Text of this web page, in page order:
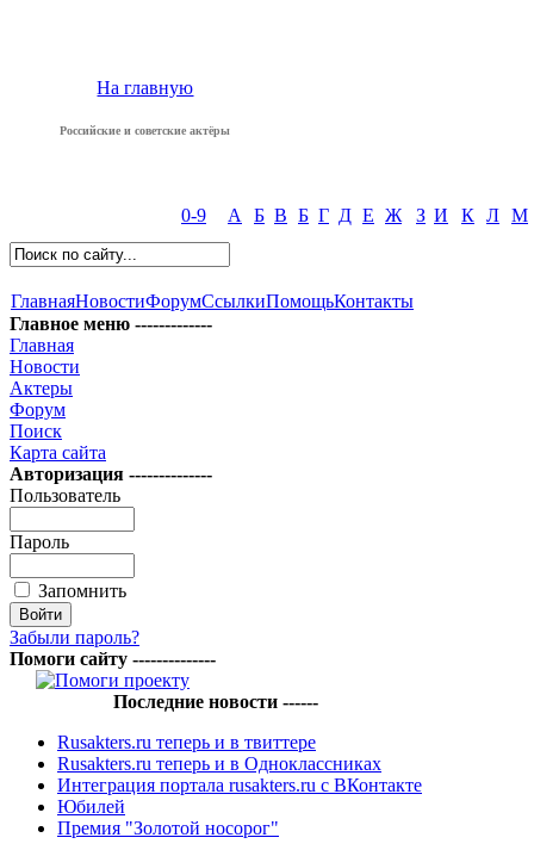
На главную
Российские и советские актёры
0-9 А Б В Б Г Д Е Ж З И К Л М
ГлавнаяНовостиФорумСсылкиПомощьКонтакты
Главное меню -------------
Главная
Новости
Актеры
Форум
Поиск
Карта сайта
Авторизация --------------
Пользователь
Пароль
Запомнить
Забыли пароль?
Помоги сайту --------------
Последние новости ------
Rusakters.ru теперь и в твиттере
Rusakters.ru теперь и в Одноклассниках
Интеграция портала rusakters.ru с ВКонтакте
Юбилей
Премия "Золотой носорог"